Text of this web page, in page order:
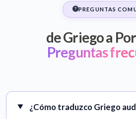
PREGUNTAS
de Griego a
Preguntas
¿Cómo traduzco Griego